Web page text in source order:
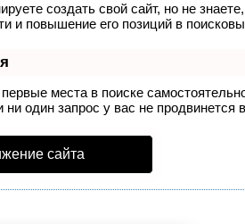
создать свой сайт, но не
и повышение его позиций в
места в поиске
один запрос у вас не продвинется
сайта